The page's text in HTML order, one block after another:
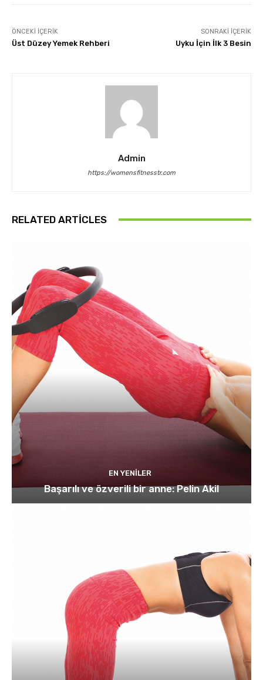
ÖNCEKI İÇERIK
Üst Düzey Yemek Rehberi
SONRAKI İÇERIK
Uyku İçin İlk 3 Besin
Admin
https://womensfitnesstr.com
RELATED ARTICLES
EN YENILER
Başarılı ve özverili bir anne: Pelin Akil